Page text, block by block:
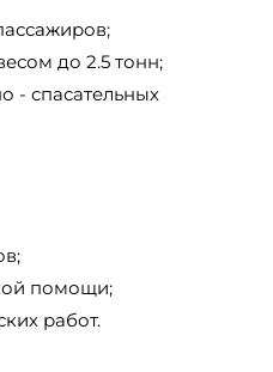
до 2.5 тонн;
- спасательных
помощи;
работ.